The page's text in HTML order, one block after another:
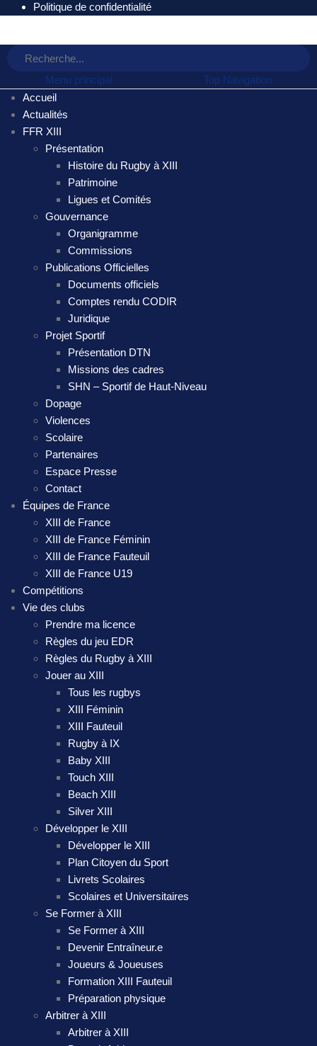
Politique de confidentialité
Menu principal
Top Navigation
Accueil
Actualités
FFR XIII
Présentation
Histoire du Rugby à XIII
Patrimoine
Ligues et Comités
Gouvernance
Organigramme
Commissions
Publications Officielles
Documents officiels
Comptes rendu CODIR
Juridique
Projet Sportif
Présentation DTN
Missions des cadres
SHN – Sportif de Haut-Niveau
Dopage
Violences
Scolaire
Partenaires
Espace Presse
Contact
Équipes de France
XIII de France
XIII de France Féminin
XIII de France Fauteuil
XIII de France U19
Compétitions
Vie des clubs
Prendre ma licence
Règles du jeu EDR
Règles du Rugby à XIII
Jouer au XIII
Tous les rugbys
XIII Féminin
XIII Fauteuil
Rugby à IX
Baby XIII
Touch XIII
Beach XIII
Silver XIII
Développer le XIII
Développer le XIII
Plan Citoyen du Sport
Livrets Scolaires
Scolaires et Universitaires
Se Former à XIII
Se Former à XIII
Devenir Entraîneur.e
Joueurs & Joueuses
Formation XIII Fauteuil
Préparation physique
Arbitrer à XIII
Arbitrer à XIII